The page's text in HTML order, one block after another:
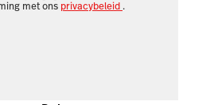
met ons privacybeleid .